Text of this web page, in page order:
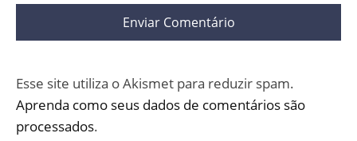
Esse site utiliza o Akismet para reduzir spam.
Aprenda como seus dados de comentários são
processados.